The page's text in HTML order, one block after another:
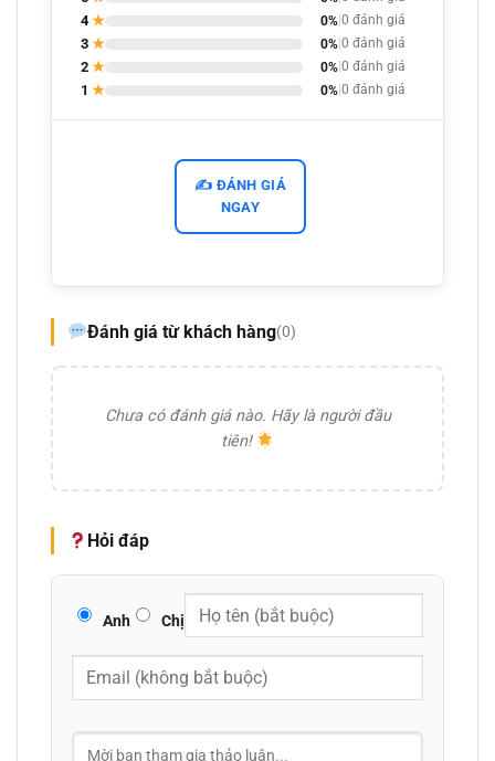
4★ 0% 0 đánh giá
3 ★ 0% 0 đánh giá
2 ★ 0% 0 đánh giá
1 ★ 0% 0 đánh giá
✍️ ĐÁNH GIÁ
NGAY
Đánh giá từ khách hàng(0)
Chưa có đánh giá nào. Hãy là người đầu
tiên!
Hỏi đáp
Anh Chị